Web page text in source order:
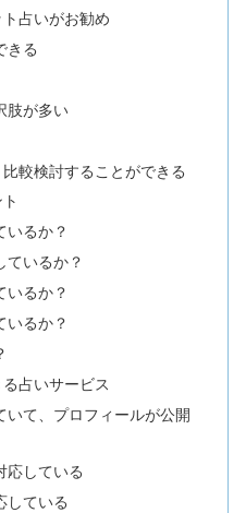
占いがお勧め
きる
肢が多い
較検討することができる
いるか？
ているか？
いるか？
いるか？
占いサービス
いて、プロフィールが公開
応している
している